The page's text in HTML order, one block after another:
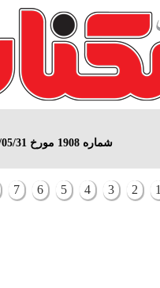
شماره 1908 مورخ 1403/05/31
1
2
3
4
5
6
7